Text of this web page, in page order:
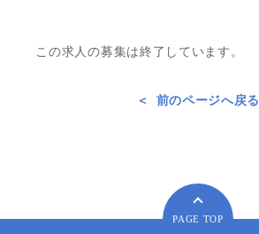
この求人の募集は終了しています。
前のページへ戻る
PAGE TOP